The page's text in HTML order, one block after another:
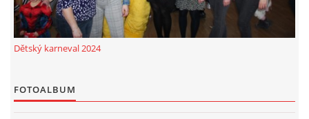
Dětský karneval 2024
FOTOALBUM